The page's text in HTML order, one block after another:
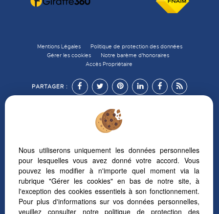
Mentions Légales
Politique de protection des données
Gérer les cookies
Notre barème d'honoraires
Accès Propriétaire
PARTAGER :
Afin de vous offrir un confort de lecture permanent,
depuis votre PC, votre tablette ou votre smartphone,
notre site s’adapte automatiquement aux différents types
d'écrans
Nous utiliserons uniquement les données personnelles
pour lesquelles vous avez donné votre accord. Vous
pouvez les modifier à n'importe quel moment via la
rubrique "Gérer les cookies" en bas de notre site, à
l'exception des cookies essentiels à son fonctionnement.
Pour plus d'informations sur vos données personnelles,
veuillez consulter notre politique de protection des